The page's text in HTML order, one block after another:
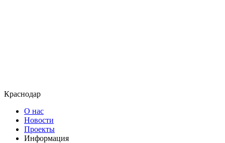
Краснодар
О нас
Новости
Проекты
Информация